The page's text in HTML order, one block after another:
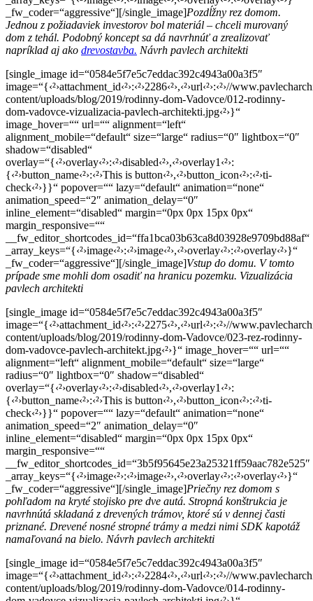
_fw_coder=“aggressive“][/single_image]Pozdĺžny rez domom.
Jednou z požiadaviek investorov bol materiál – chceli murovaný
dom z tehál. Podobný koncept sa dá navrhnúť a zrealizovať
napríklad aj ako drevostavba. Návrh pavlech architekti
[single_image id=“0584e5f7e5c7eddac392c4943a00a3f5″
image=“{‹²›attachment_id‹²›:‹²›2286‹²›,‹²›url‹²›:‹²›//
content/uploads/blog/2019/rodinny-dom-Vadovce/012-rodinny-
dom-vadovce-vizualizacia-pavlech-architekti.jpg‹²›}“
image_hover=““ url=““ alignment=“left“
alignment_mobile=“default“ size=“large“ radius=“0″ lightbox=“0″
shadow=“disabled“
overlay=“{‹²›overlay‹²›:‹²›disabled‹²›,‹²›overlay1‹²›:
{‹²›button_name‹²›:‹²›This is button‹²›,‹²›button_icon‹²›:‹²›ti-
check‹²›}}“ popover=““ lazy=“default“ animation=“none“
animation_speed=“2″ animation_delay=“0″
inline_element=“disabled“ margin=“0px 0px 15px 0px“
margin_responsive=““
__fw_editor_shortcodes_id=“ffa1bca03b63ca8d03928e9709bd88af“
_array_keys=“{‹²›image‹²›:‹²›image‹²›,‹²›overlay‹²›:‹²›overlay‹²›}“
_fw_coder=“aggressive“][/single_image]Vstup do domu. V tomto
prípade sme mohli dom osadiť na hranicu pozemku. Vizualizácia
pavlech architekti
[single_image id=“0584e5f7e5c7eddac392c4943a00a3f5″
image=“{‹²›attachment_id‹²›:‹²›2275‹²›,‹²›url‹²›:‹²›//
content/uploads/blog/2019/rodinny-dom-Vadovce/023-rez-rodinny-
dom-vadovce-pavlech-architekt.jpg‹²›}“ image_hover=““ url=““
alignment=“left“ alignment_mobile=“default“ size=“large“
radius=“0″ lightbox=“0″ shadow=“disabled“
overlay=“{‹²›overlay‹²›:‹²›disabled‹²›,‹²›overlay1‹²›:
{‹²›button_name‹²›:‹²›This is button‹²›,‹²›button_icon‹²›:‹²›ti-
check‹²›}}“ popover=““ lazy=“default“ animation=“none“
animation_speed=“2″ animation_delay=“0″
inline_element=“disabled“ margin=“0px 0px 15px 0px“
margin_responsive=““
__fw_editor_shortcodes_id=“3b5f95645e23a25321ff59aac782e525″
_array_keys=“{‹²›image‹²›:‹²›image‹²›,‹²›overlay‹²›:‹²›overlay‹²›}“
_fw_coder=“aggressive“][/single_image]Priečny rez domom s
pohľadom na kryté stojisko pre dve autá. Stropná konštrukcia je
navrhnútá skladaná z drevených trámov, ktoré sú v dennej časti
priznané. Drevené nosné stropné trámy a medzi nimi SDK kapotáž
namaľovaná na bielo. Návrh pavlech architekti
[single_image id=“0584e5f7e5c7eddac392c4943a00a3f5″
image=“{‹²›attachment_id‹²›:‹²›2284‹²›,‹²›url‹²›:‹²›//
content/uploads/blog/2019/rodinny-dom-Vadovce/014-rodinny-